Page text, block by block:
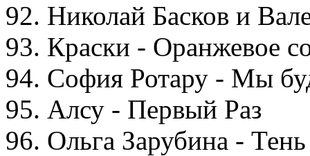
92. Николай Басков и
93. Краски - Оранжевое
94. София Ротару - Мы
95. Алсу - Первый Раз
96. Ольга Зарубина - Тень